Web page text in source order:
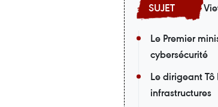
Le Premier
cybersécurité
Le dirigeant
infrastructures